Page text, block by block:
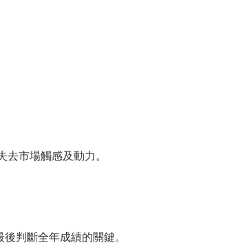
市場觸感及動力。
判斷全年成績的關鍵。